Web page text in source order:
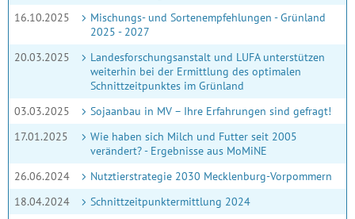
16.10.2025
Mischungs- und Sortenempfehlungen - Grünland
2025 - 2027
20.03.2025
Landesforschungsanstalt und LUFA unterstützen
weiterhin bei der Ermittlung des optimalen
Schnittzeitpunktes im Grünland
03.03.2025
Sojaanbau in MV – Ihre Erfahrungen sind gefragt!
17.01.2025
Wie haben sich Milch und Futter seit 2005
verändert? - Ergebnisse aus MoMiNE
26.06.2024
Nutztierstrategie 2030 Mecklenburg-Vorpommern
18.04.2024
Schnittzeitpunktermittlung 2024